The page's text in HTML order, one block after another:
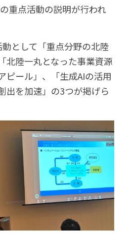
重点活動の説明が行われ
として「重点分野の北陸
北陸一丸となった事業資源
ピール​」、「生成AIの活用
出を加速」の3つが掲げら